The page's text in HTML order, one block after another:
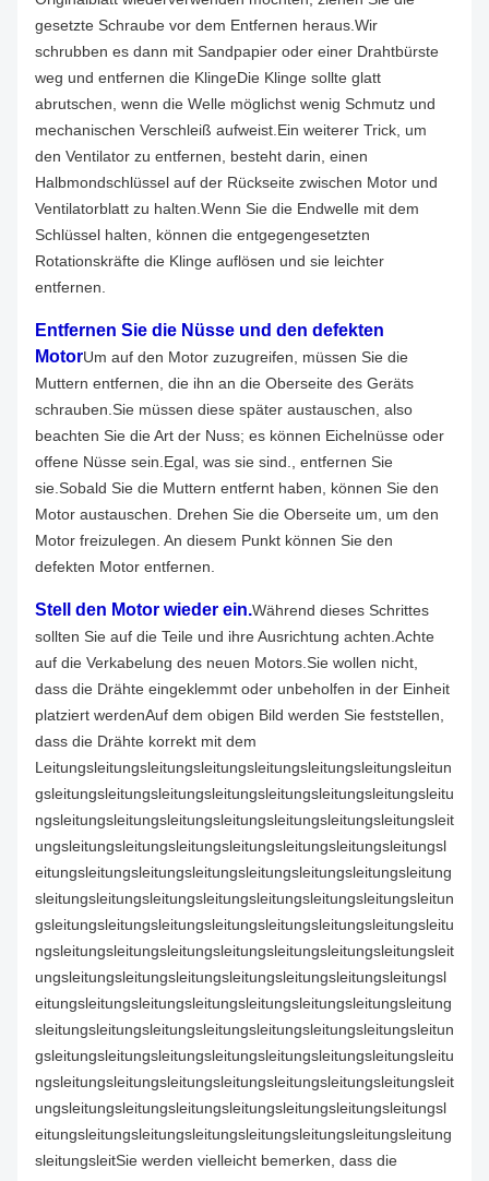
gesetzte Schraube vor dem Entfernen heraus.Wir
schrubben es dann mit Sandpapier oder einer Drahtbürste
weg und entfernen die KlingeDie Klinge sollte glatt
abrutschen, wenn die Welle möglichst wenig Schmutz und
mechanischen Verschleiß aufweist. Ein weiterer Trick, um
den Ventilator zu entfernen, besteht darin, einen
Halbmondschlüssel auf der Rückseite zwischen Motor und
Ventilatorblatt zu halten.Wenn Sie die Endwelle mit dem
Schlüssel halten, können die entgegengesetzten
Rotationskräfte die Klinge auflösen und sie leichter
entfernen.
Entfernen Sie die Nüsse und den defekten
MotorUm auf den Motor zuzugreifen, müssen Sie die
Muttern entfernen, die ihn an die Oberseite des Geräts
schrauben.Sie müssen diese später austauschen, also
beachten Sie die Art der Nuss; es können Eichelnüsse oder
offene Nüsse sein.Egal, was sie sind., entfernen Sie
sie. Sobald Sie die Muttern entfernt haben, können Sie den
Motor austauschen. Drehen Sie die Oberseite um, um den
Motor freizulegen. An diesem Punkt können Sie den
defekten Motor entfernen.
Stell den Motor wieder ein.Während dieses Schrittes
sollten Sie auf die Teile und ihre Ausrichtung achten.Achte
auf die Verkabelung des neuen Motors.Sie wollen nicht,
dass die Drähte eingeklemmt oder unbeholfen in der Einheit
platziert werdenAuf dem obigen Bild werden Sie feststellen,
dass die Drähte korrekt mit dem
Leitungsleitungsleitungsleitungsleitungsleitungsleitungsleitun
gsleitungsleitungsleitungsleitungsleitungsleitungsleitungsleitu
ngsleitungsleitungsleitungsleitungsleitungsleitungsleitungsleit
ungsleitungsleitungsleitungsleitungsleitungsleitungsleitungsl
eitungsleitungsleitungsleitungsleitungsleitungsleitungsleitung
sleitungsleitungsleitungsleitungsleitungsleitungsleitungsleitun
gsleitungsleitungsleitungsleitungsleitungsleitungsleitungsleitu
ngsleitungsleitungsleitungsleitungsleitungsleitungsleitungsleit
ungsleitungsleitungsleitungsleitungsleitungsleitungsleitungsl
eitungsleitungsleitungsleitungsleitungsleitungsleitungsleitung
sleitungsleitungsleitungsleitungsleitungsleitungsleitungsleitun
gsleitungsleitungsleitungsleitungsleitungsleitungsleitungsleitu
ngsleitungsleitungsleitungsleitungsleitungsleitungsleitungsleit
ungsleitungsleitungsleitungsleitungsleitungsleitungsleitungsl
eitungsleitungsleitungsleitungsleitungsleitungsleitungsleitung
sleitungsleitSie werden vielleicht bemerken, dass die